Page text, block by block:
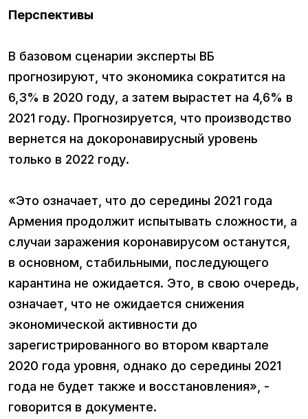
Перспективы
В базовом сценарии эксперты ВБ
прогнозируют, что экономика сократится на
6,3% в 2020 году, а затем вырастет на 4,6% в
2021 году. Прогнозируется, что производство
вернется на докоронавирусный уровень
только в 2022 году.
«Это означает, что до середины 2021 года
Армения продолжит испытывать сложности, а
случаи заражения коронавирусом останутся,
в основном, стабильными, последующего
карантина не ожидается. Это, в свою очередь,
означает, что не ожидается снижения
экономической активности до
зарегистрированного во втором квартале
2020 года уровня, однако до середины 2021
года не будет также и восстановления», -
говорится в документе.